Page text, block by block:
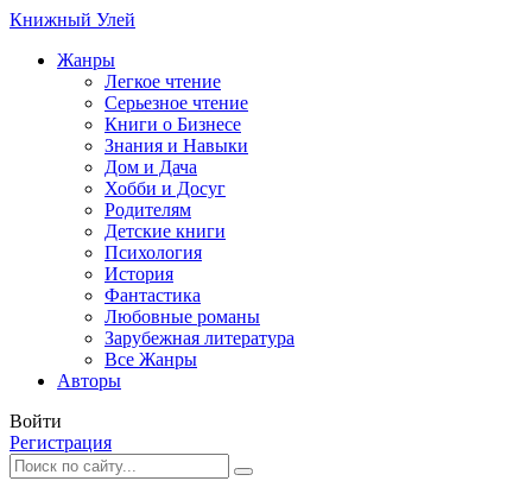
Книжный Улей
Жанры
Легкое чтение
Серьезное чтение
Книги о Бизнесе
Знания и Навыки
Дом и Дача
Хобби и Досуг
Родителям
Детские книги
Психология
История
Фантастика
Любовные романы
Зарубежная литература
Все Жанры
Авторы
Войти
Регистрация